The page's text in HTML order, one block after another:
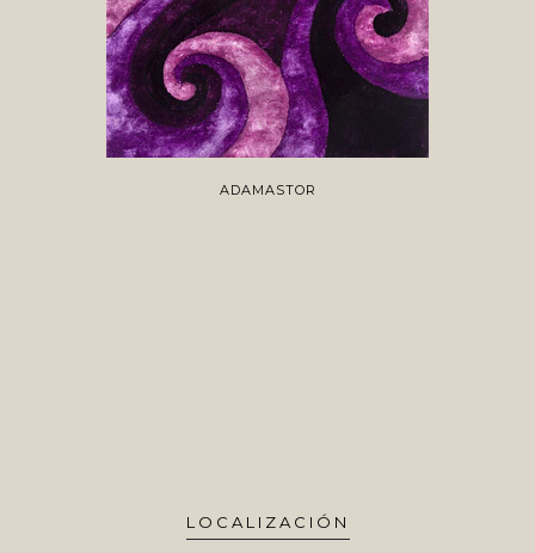
ADAMASTOR
LOCALIZACIÓN